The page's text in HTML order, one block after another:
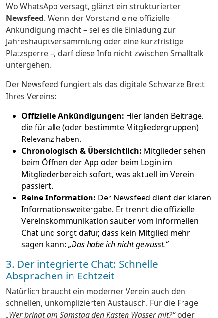
Wo WhatsApp versagt, glänzt ein strukturierter
Newsfeed. Wenn der Vorstand eine offizielle
Ankündigung macht – sei es die Einladung zur
Jahreshauptversammlung oder eine kurzfristige
Platzsperre –, darf diese Info nicht zwischen Smalltalk
untergehen.
Der Newsfeed fungiert als das digitale Schwarze Brett
Ihres Vereins:
Offizielle Ankündigungen: Hier landen Beiträge,
die für alle (oder bestimmte Mitgliedergruppen)
Relevanz haben.
Chronologisch & Übersichtlich: Mitglieder sehen
beim Öffnen der App oder beim Login im
Mitgliederbereich sofort, was aktuell im Verein
passiert.
Reine Information: Der Newsfeed dient der klaren
Informationsweitergabe. Er trennt die offizielle
Vereinskommunikation sauber vom informellen
Chat und sorgt dafür, dass kein Mitglied mehr
sagen kann: „Das habe ich nicht gewusst.“
3. Der integrierte Chat: Schnelle
Absprachen in Echtzeit
Natürlich braucht ein moderner Verein auch den
schnellen, unkomplizierten Austausch. Für die Frage
„Wer bringt am Samstag den Kasten Wasser mit?“oder